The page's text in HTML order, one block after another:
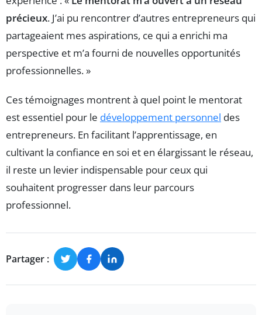
précieux. J’ai pu rencontrer d’autres entrepreneurs qui
partageaient mes aspirations, ce qui a enrichi ma
perspective et m’a fourni de nouvelles opportunités
professionnelles. »
Ces témoignages montrent à quel point le mentorat
est essentiel pour le développement personnel des
entrepreneurs. En facilitant l’apprentissage, en
cultivant la confiance en soi et en élargissant le réseau,
il reste un levier indispensable pour ceux qui
souhaitent progresser dans leur parcours
professionnel.
Partager :